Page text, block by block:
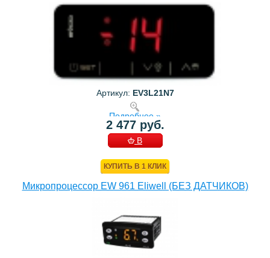
Артикул: EV3L21N7
Подробнее »
2 477 руб.
В
КУПИТЬ В 1 КЛИК
Микропроцессор EW 961 Eliwell (БЕЗ ДАТЧИКОВ)